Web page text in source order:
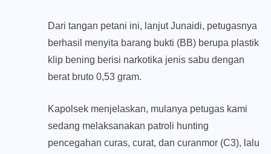
Dari tangan petani ini, lanjut Junaidi, petugasnya
berhasil menyita barang bukti (BB) berupa plastik
klip bening berisi narkotika jenis sabu dengan
berat bruto 0,53 gram.
Kapolsek menjelaskan, mulanya petugas kami
sedang melaksanakan patroli hunting
pencegahan curas, curat, dan curanmor (C3), lalu